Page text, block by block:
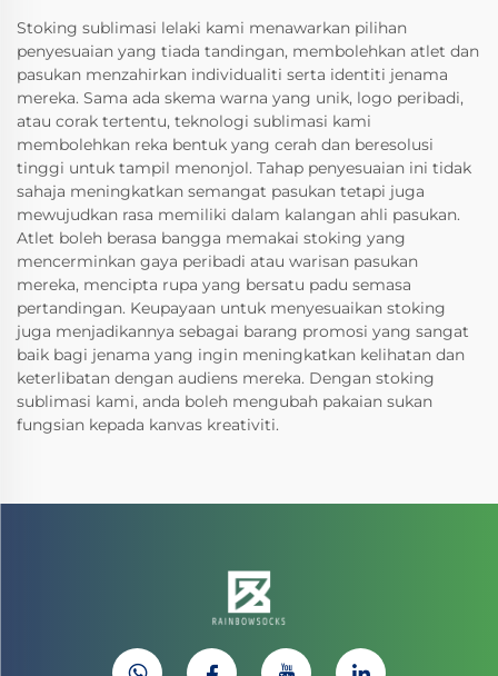
Stoking sublimasi lelaki kami menawarkan pilihan
penyesuaian yang tiada tandingan, membolehkan atlet dan
pasukan menzahirkan individualiti serta identiti jenama
mereka. Sama ada skema warna yang unik, logo peribadi,
atau corak tertentu, teknologi sublimasi kami
membolehkan reka bentuk yang cerah dan beresolusi
tinggi untuk tampil menonjol. Tahap penyesuaian ini tidak
sahaja meningkatkan semangat pasukan tetapi juga
mewujudkan rasa memiliki dalam kalangan ahli pasukan.
Atlet boleh berasa bangga memakai stoking yang
mencerminkan gaya peribadi atau warisan pasukan
mereka, mencipta rupa yang bersatu padu semasa
pertandingan. Keupayaan untuk menyesuaikan stoking
juga menjadikannya sebagai barang promosi yang sangat
baik bagi jenama yang ingin meningkatkan kelihatan dan
keterlibatan dengan audiens mereka. Dengan stoking
sublimasi kami, anda boleh mengubah pakaian sukan
fungsian kepada kanvas kreativiti.